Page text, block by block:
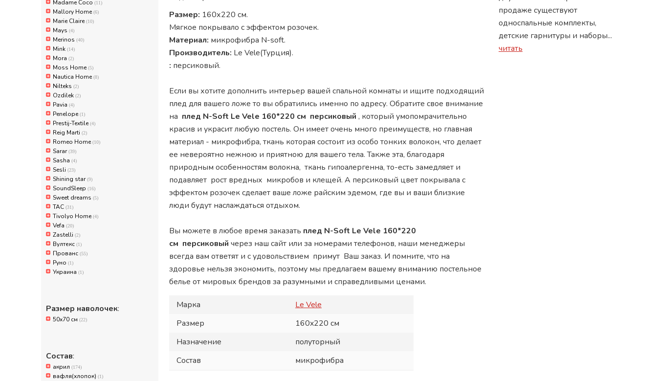
Madame Coco (11)
Mallory Home(6)
Marie Claire(10)
Mays (4)
Merinos (40)
Mink (14)
Mora (2)
Moss Home(5)
Nautica Home(8)
Nilteks (2)
Ozdilek (2)
Pavia (4)
Penelope(1)
Prestij-Textile(4)
Reig Marti (2)
Romeo Home(10)
Sarar(39)
Sasha (4)
Sesli (23)
Shining star(9)
SoundSleep (16)
Sweet dreams (5)
TAC (31)
Tivolyo Home(4)
Vefa (20)
Zastelli (2)
Вултекс (1)
Прованс (55)
Руно (1)
Украина (1)
Размер наволочек:
50x70 см (22)
Состав:
акрил (174)
вафля(хлопок) (1)
Размер: 160х220 см.
Мягкое покрывало с эффектом розочек.
Материал: микрофибра N-soft.
Производитель: Le Vele(Турция).
: персиковый.
Если вы хотите дополнить интерьер вашей спальной комнаты и ищите подходящий
плед для вашего ложе то вы обратились именно по адресу. Обратите свое внимание
на плед N-Soft Le Vele 160*220 см персиковый , который умопомрачительно
красив и украсит любую постель. Он имеет очень много преимуществ, но главная
материал - микрофибра, ткань которая состоит из особо тонких волокон, что делает
ее невероятно нежною и приятною для вашего тела. Также эта, благодаря
природным особенностям волокна, ткань гипоалергенна, то-есть замедляет и
подавляет рост вредных микробов и клещей. А персиковый цвет покрывала с
эффектом розочек сделает ваше ложе райским эдемом, где вы и ваши близкие
люди будут наслаждаться отдыхом.
Вы можете в любое время заказать плед N-Soft Le Vele 160*220
см персиковый через наш сайт или за номерами телефонов, наши менеджеры
всегда вам ответят и с удовольствием примут Ваш заказ. И помните, что на
здоровье нельзя экономить, поэтому мы предлагаем вашему вниманию постельное
белье от мировых брендов за разумными и справедливыми ценами.
Марка
Le Vele
Размер
160x220 см
Назначение
полуторный
Состав
микрофибра
продаже существуют
односпальные комплекты,
детские гарнитуры и наборы...
читать